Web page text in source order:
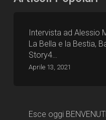
Intervista ad Alessio
La Bella e la Bestia,
Story4…
Aprile 13, 2021
Esce oggi